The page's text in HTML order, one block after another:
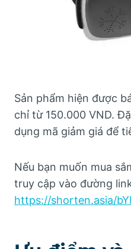
Sản phẩm hiện được
chỉ từ 150.000 VND.
dụng mã giảm giá để
Nếu bạn muốn mua
truy cập vào đường
https://shorten.asia/